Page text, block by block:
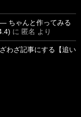
ちゃんと作ってみる
に 匿名 より
わざ記事にする【追い